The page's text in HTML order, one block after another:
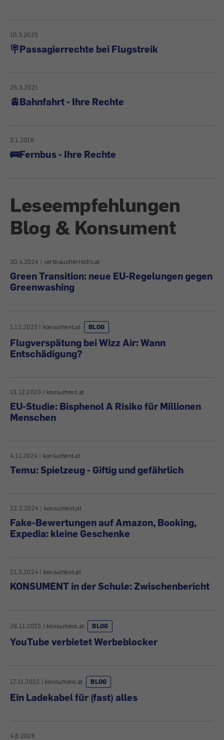
10.3.2025
🪧Passagierrechte bei Flugstreik
25.3.2021
🚊Bahnfahrt - Ihre Rechte
3.1.2018
🚌Fernbus - Ihre Rechte
Leseempfehlungen
Blog & Konsument
30.4.2024 | verbraucherrecht.at
Green Transition: neue EU-Regelungen gegen
Greenwashing
1.12.2023 | konsument.at BLOG
Flugverspätung bei Wizz Air: Wann
Entschädigung?
13.12.2023 | konsument.at
EU-Studie: Bisphenol A Risiko für Millionen
Menschen
4.11.2024 | konsument.at
Temu: Spielzeug - Giftig und gefährlich
22.2.2024 | konsument.at
Fake-Bewertungen auf Amazon, Booking,
Expedia: kleine Geschenke
21.3.2024 | konsument.at
KONSUMENT in der Schule: Zwischenbericht
28.11.2023 | konsument.at BLOG
YouTube verbietet Werbeblocker
17.11.2022 | konsument.at BLOG
Ein Ladekabel für (fast) alles
4.8.2026